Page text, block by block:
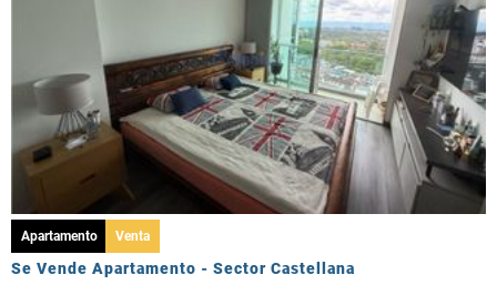
Apartamento Venta
Se Vende Apartamento - Sector Castellana